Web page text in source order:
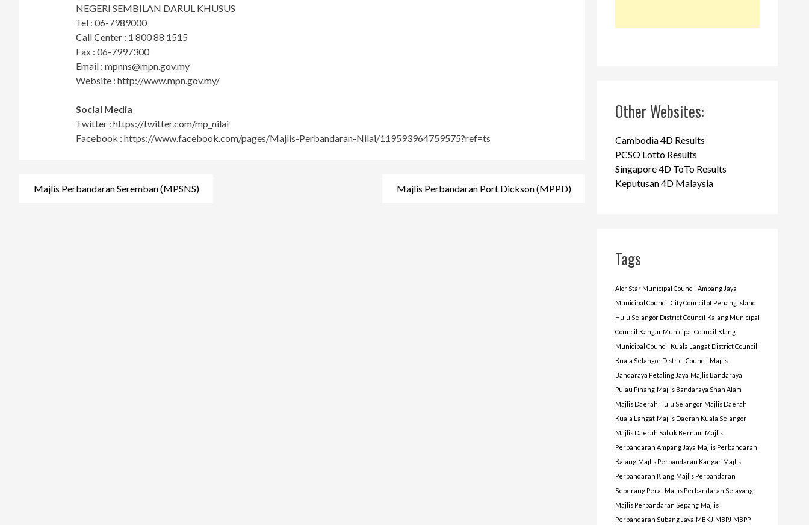
NEGERI SEMBILAN DARUL KHUSUS
Tel : 06-7989000
Call Center : 1 800 88 1515
Fax : 06-7997300
Email : mpnns@mpn.gov.my
Website : http://www.mpn.gov.my/
Social Media
Twitter : https://twitter.com/mp_nilai
Facebook : https://www.facebook.com/pages/Majlis-Perbandaran-Nilai/119593964759575?ref=ts
Post
navigation
Majlis Perbandaran Seremban (MPSNS) Majlis Perbandaran Port Dickson (MPPD)
Other Websites:
Cambodia 4D Results
PCSO Lotto Results
Singapore 4D ToTo Results
Keputusan 4D Malaysia
Tags
Alor Star Municipal Council Ampang Jaya
Municipal Council City Council of Penang Island
Hulu Selangor District Council
Kajang Municipal
Council
Kangar Municipal Council
Klang
Municipal Council
Kuala Langat District Council
Kuala Selangor District Council
Majlis
Bandaraya Petaling Jaya Majlis Bandaraya
Pulau Pinang Majlis Bandaraya Shah Alam
Majlis Daerah Hulu Selangor Majlis Daerah
Kuala Langat Majlis Daerah Kuala Selangor
Majlis Daerah Sabak Bernam Majlis
Perbandaran Ampang Jaya Majlis Perbandaran
Kajang Majlis Perbandaran Kangar Majlis
Perbandaran Klang Majlis Perbandaran
Seberang Perai Majlis Perbandaran Selayang
Majlis Perbandaran Sepang Majlis
Perbandaran Subang Jaya MBKJ MBPJ MBPP